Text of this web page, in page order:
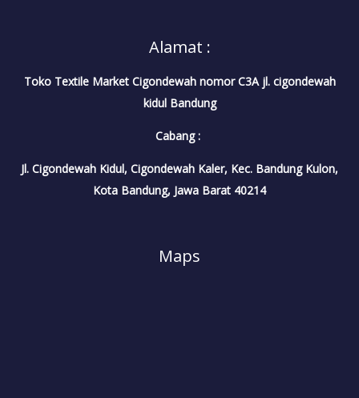
Alamat :
Toko Textile Market Cigondewah nomor C3A jl. cigondewah
kidul Bandung
Cabang :
Jl. Cigondewah Kidul, Cigondewah Kaler, Kec. Bandung Kulon,
Kota Bandung, Jawa Barat 40214
Maps